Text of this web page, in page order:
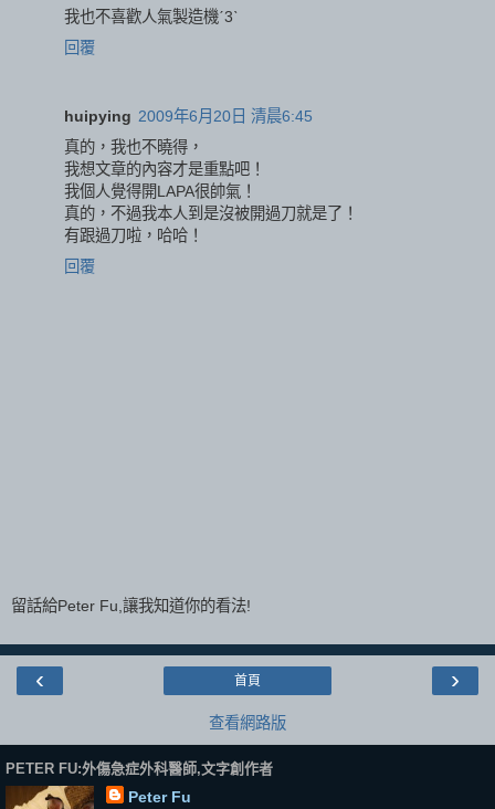
我也不喜歡人氣製造機ˊ3ˋ
回覆
huipying 2009年6月20日 清晨6:45
真的，我也不曉得，
我想文章的內容才是重點吧！
我個人覺得開LAPA很帥氣！
真的，不過我本人到是沒被開過刀就是了！
有跟過刀啦，哈哈！
回覆
留話給Peter Fu,讓我知道你的看法!
‹ ›
首頁
查看網路版
PETER FU:外傷急症外科醫師,文字創作者
Peter Fu